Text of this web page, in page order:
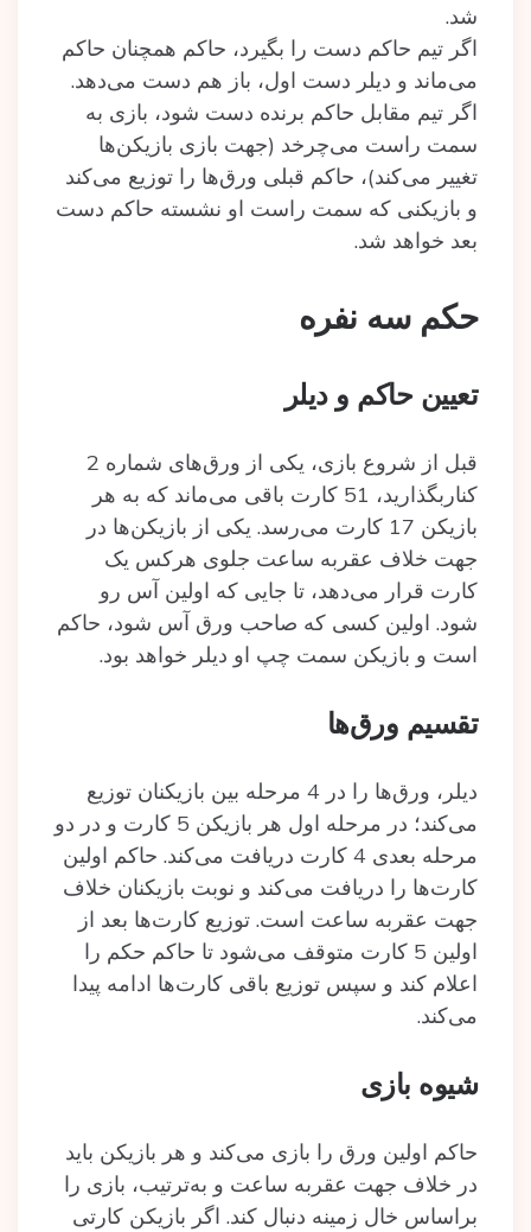
شد.
اگر تیم حاکم دست را بگیرد، حاکم همچنان حاکم
می‌ماند و دیلر دست اول، باز هم دست می‌دهد.
اگر تیم مقابل حاکم برنده دست شود، بازی به
سمت راست می‌چرخد (جهت بازی بازیکن‌ها
تغییر می‌کند)، حاکم قبلی ورق‌ها را توزیع می‌کند
و بازیکنی که سمت راست او نشسته حاکم دست
بعد خواهد شد.
حکم سه‌ نفره
تعیین حاکم و دیلر
قبل از شروع بازی، یکی از ورق‌های شماره 2
کناربگذارید، 51 کارت باقی می‌ماند که به هر
بازیکن 17 کارت می‌رسد. یکی از بازیکن‌ها در
جهت خلاف عقربه‌ ساعت جلوی هرکس یک
کارت قرار می‌دهد، تا جایی که اولین آس رو
شود. اولین کسی که صاحب ورق آس شود، حاکم
است و بازیکن سمت چپ او دیلر خواهد بود.
تقسیم ورق‌ها
دیلر، ورق‌ها را در 4 مرحله بین بازیکنان توزیع
می‌کند؛ در مرحله اول هر بازیکن 5 کارت و در دو
مرحله بعدی 4 کارت دریافت می‌کند. حاکم اولین
کارت‌ها را دریافت می‌کند و نوبت بازیکنان خلاف
جهت عقربه ساعت است. توزیع کارت‌ها بعد از
اولین 5 کارت متوقف می‌شود تا حاکم حکم را
اعلام کند و سپس توزیع باقی کارت‌ها ادامه پیدا
می‌کند.
شیوه بازی
حاکم اولین ورق را بازی می‌کند و هر بازیکن باید
در خلاف جهت عقربه ساعت و به‌ترتیب، بازی را
براساس خال زمینه دنبال کند. اگر بازیکن کارتی